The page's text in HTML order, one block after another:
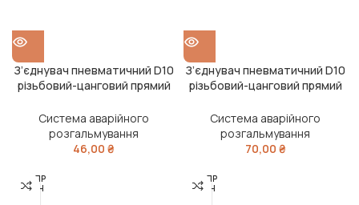
З’єднувач пневматичний D10
різьбовий-цанговий прямий
(Дорожня карта)
Система аварійного
розгальмування
46,00 ₴
З’єднувач пневматичний D10
різьбовий-цанговий прямий
Система аварійного
розгальмування
70,00 ₴
РОЗПР
ОДАН
РОЗПР
ОДАН